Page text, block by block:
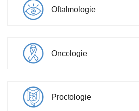
Oftalmologie
Oncologie
Proctologie